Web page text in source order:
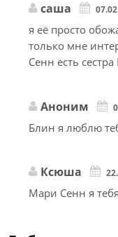
саша
я её просто
только мне
Сенн есть
Аноним
Блин я люблю
Ксюша
Мари Сенн я